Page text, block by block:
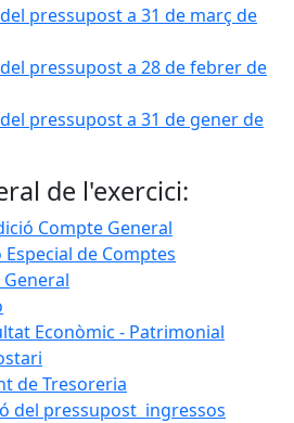
pressupost a 31 de març de
pressupost a 28 de febrer de
pressupost a 31 de gener de
de l'exercici:
Compte General
de Comptes
Econòmic - Patrimonial
de Tresoreria
del pressupost ingressos